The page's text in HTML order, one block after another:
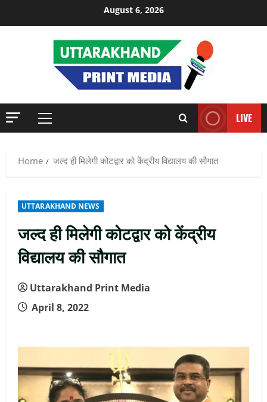
August 6, 2026
Primary
LIVE
Home जल्द ही मिलेगी कोटद्वार को केंद्रीय विद्यालय की सौगात
UTTARAKHAND NEWS
जल्द ही मिलेगी कोटद्वार को केंद्रीय
विद्यालय की सौगात
Uttarakhand Print Media
April 8, 2022